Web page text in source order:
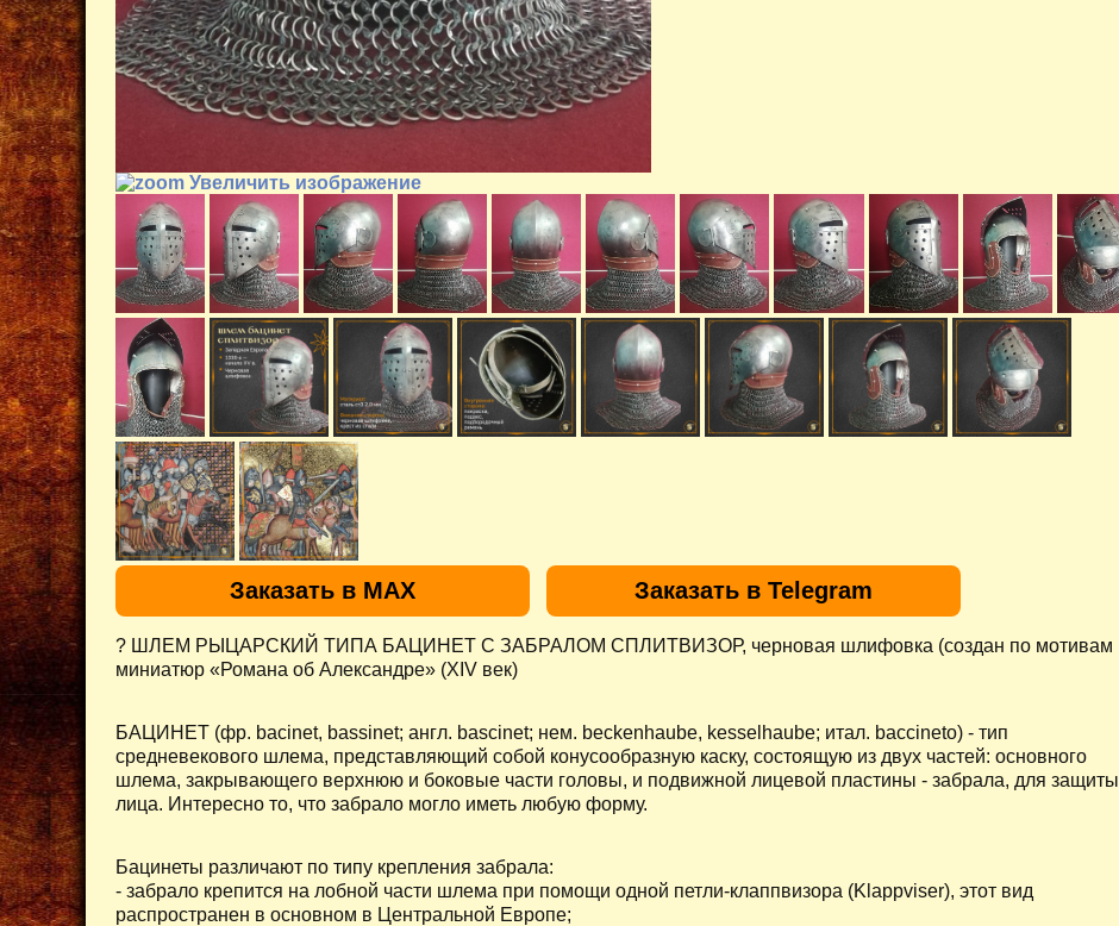
Увеличить изображение
Заказать в MAX Заказать в Telegram
? ШЛЕМ РЫЦАРСКИЙ ТИПА БАЦИНЕТ С ЗАБРАЛОМ СПЛИТВИЗОР, черновая шлифовка (создан по мотивам
миниатюр «Романа об Александре» (XIV век)
БАЦИНЕТ (фр. bacinet, bassinet; англ. bascinet; нем. beckenhaube, kesselhaube; итал. baccineto) - тип
средневекового шлема, представляющий собой конусообразную каску, состоящую из двух частей: основного
шлема, закрывающего верхнюю и боковые части головы, и подвижной лицевой пластины - забрала, для защиты
лица. Интересно то, что забрало могло иметь любую форму.
Бацинеты различают по типу крепления забрала:
- забрало крепится на лобной части шлема при помощи одной петли-клаппвизора (Klappviser), этот вид
распространен в основном в Центральной Европе;